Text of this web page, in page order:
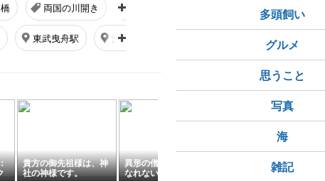
両国の川開き
東武曳舟駅 浅草駅 浅草橋駅
貴方の御先祖様は、神
社の神様です。
異形の僧侶、武家しか
なれない「虚無僧」を
＜京都守護職屋敷・金
戒光明寺＞の”城門”を
多頭飼い
グルメ
思うこと
写真
海
雑記